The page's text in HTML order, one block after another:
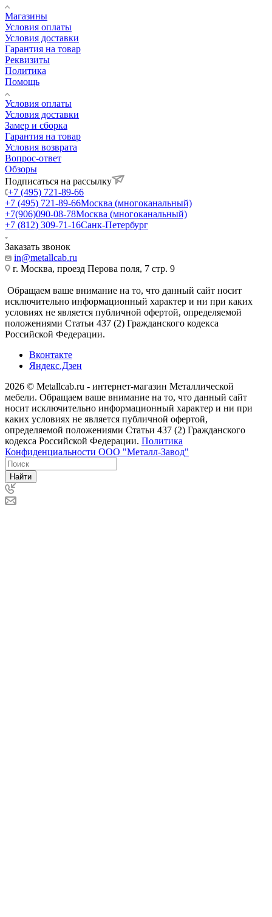
Магазины
Условия оплаты
Условия доставки
Гарантия на товар
Реквизиты
Политика
Помощь
Условия оплаты
Условия доставки
Замер и сборка
Гарантия на товар
Условия возврата
Вопрос-ответ
Обзоры
Подписаться на рассылку
+7 (495) 721-89-66
+7 (495) 721-89-66Москва (многоканальный)
+7(906)090-08-78Москва (многоканальный)
+7 (812) 309-71-16Санк-Петербург
Заказать звонок
in@metallcab.ru
г. Москва, проезд Перова поля, 7 стр. 9
Обращаем ваше внимание на то, что данный сайт носит
исключительно информационный характер и ни при каких
условиях не является публичной офертой, определяемой
положениями Статьи 437 (2) Гражданского кодекса
Российской Федерации.
Вконтакте
Яндекс.Дзен
2026 © Metallcab.ru - интернет-магазин Металлической
мебели. Обращаем ваше внимание на то, что данный сайт
носит исключительно информационный характер и ни при
каких условиях не является публичной офертой,
определяемой положениями Статьи 437 (2) Гражданского
кодекса Российской Федерации. Политика
Конфиденциальности ООО "Металл-Завод"
Найти